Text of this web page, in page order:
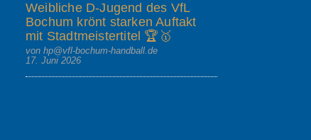
Weibliche D-Jugend des VfL
Bochum krönt starken Auftakt
mit Stadtmeistertitel 🏆🥇
von hp@vfl-bochum-handball.de
17. Juni 2026